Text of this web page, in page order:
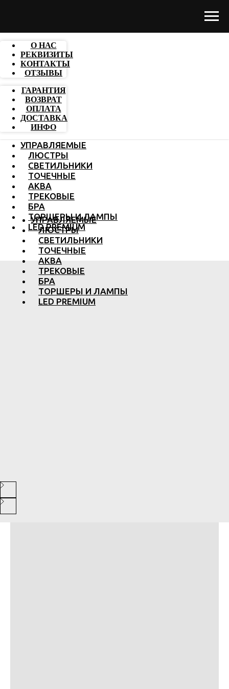
О НАС
РЕКВИЗИТЫ
КОНТАКТЫ
ОТЗЫВЫ
ГАРАНТИЯ
ВОЗВРАТ
ОПЛАТА
ДОСТАВКА
ИНФО
УПРАВЛЯЕМЫЕ
ЛЮСТРЫ
СВЕТИЛЬНИКИ
ТОЧЕЧНЫЕ
АКВА
ТРЕКОВЫЕ
БРА
ТОРШЕРЫ И ЛАМПЫ
LED PREMIUM
УПРАВЛЯЕМЫЕ
ЛЮСТРЫ
СВЕТИЛЬНИКИ
ТОЧЕЧНЫЕ
АКВА
ТРЕКОВЫЕ
БРА
ТОРШЕРЫ И ЛАМПЫ
LED PREMIUM